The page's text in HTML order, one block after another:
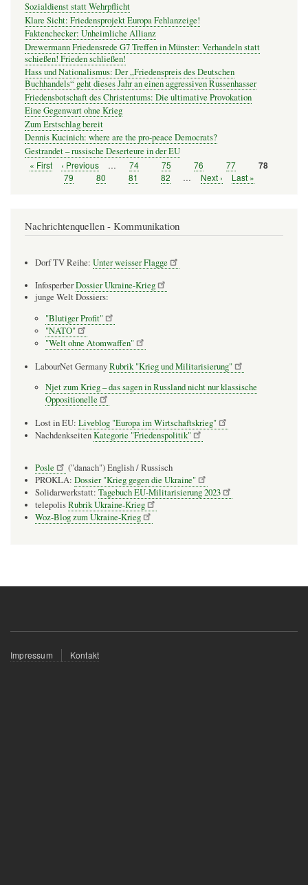
Sozialdienst statt Wehrpflicht
Klare Sicht: Friedensprojekt Europa Fehlanzeige!
Faktenchecker: Unheimliche Allianz
Drewermann Friedensrede G7 Treffen in Münster: Verhandeln statt
schießen! Frieden schließen!
Hass und Nationalismus: Der „Friedenspreis des Deutschen
Buchhandels“ geht dieses Jahr an einen aggressiven Russenhasser
Friedensbotschaft des Christentums: Die ultimative Provokation
Eine Gegenwart ohne Krieg
Zum Erstschlag bereit
Dennis Kucinich: where are the pro-peace Democrats?
Gestrandet – russische Deserteure in der EU
Seitennummerierung
Erste
« First
Vorherige
Seite
‹ Previous … Seite
74 Seite
75 Seite
76 Seite
77 Seite
78
Seite
79 Seite
80 Seite
81 Seite
82 …
Nächste
Next ›
Letzte
Last »
Nachrichtenquellen - Kommunikation
Dorf TV Reihe: Unter weisser Flagge
InfosperberDossier Ukraine-Krieg
junge Welt Dossiers:
"Blutiger Profit"
"NATO"
"Welt ohne Atomwaffen"
LabourNet GermanyRubrik "Krieg und Militarisierung"
Njet zum Krieg – das sagen in Russland nicht nur klassische
Oppositionelle
Lost in EU: Liveblog "Europa im Wirtschaftskrieg"
NachdenkseitenKategorie "Friedenspolitik"
Posle
("danach") English / Russisch
PROKLA: Dossier "Krieg gegen die Ukraine"
Solidarwerkstatt: Tagebuch EU-Militarisierung 2023
telepolisRubrik Ukraine-Krieg
Woz-Blog zum Ukraine-Krieg
Fußzeilenmenü
Impressum Kontakt